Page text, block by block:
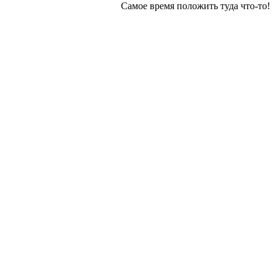
Самое время положить туда что-то!